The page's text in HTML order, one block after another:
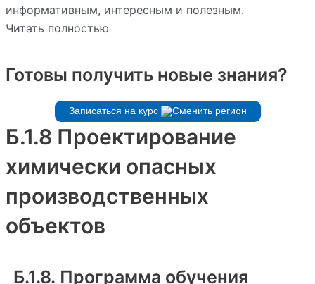
информативным, интересным и полезным.
Читать полностью
Готовы получить новые знания?
Записаться на курс
Б.1.8 Проектирование
химически опасных
производственных
объектов
Б.1.8. Программа обучения